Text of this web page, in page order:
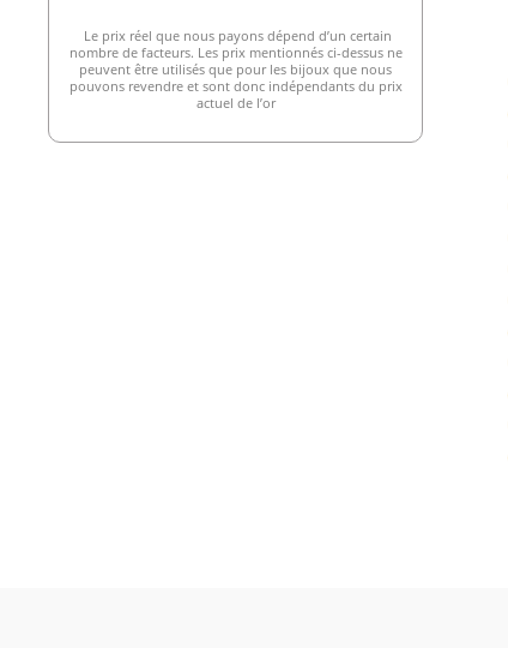
Le prix réel que nous payons dépend d’un certain
nombre de facteurs. Les prix mentionnés ci-dessus ne
peuvent être utilisés que pour les bijoux que nous
pouvons revendre et sont donc indépendants du prix
actuel de l’or